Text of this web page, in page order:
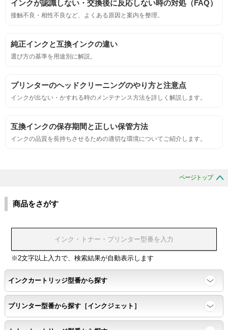
鮮やか、リアル、彩度、シャープなど、
におい
互換性
色同士のにじみがないこと。
浸透性
浸透性テスト用のサンプルを印刷する。
任意の色を背景として使用し、
背景と違う色で8号サイズのArialフォントで
鮮明に印刷できること。
インクが認識しない・交換後に反応しない時の対処（FAQ）
接触不良・相性不良など、よくある原因と案内を整理。
純正インクと互換インクの違い
選び方の基準を用途別に解説。
プリンターのヘッドクリーニングのやり方と注意点
インクが出ない・かすれる時のメンテナンス方法を詳しく解説します。
互換インクの保存期間と正しい保管方法
インクの品質を長持ちさせるための適切な環境についてご紹介します。
ページトップ
商品をさがす
※2文字以上入力で、検索結果が自動表示します
インクカートリッジ型番から探す
プリンター型番から探す［インクジェット］